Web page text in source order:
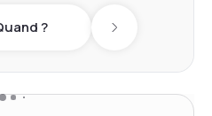
? Next day